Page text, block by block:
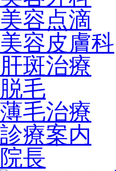
美容点滴
美容皮膚科
肝斑治療
脱毛
薄毛治療
診療案内
院長